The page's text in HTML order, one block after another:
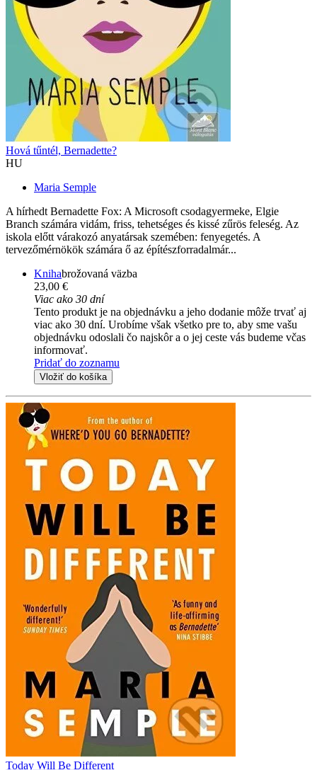
Hová tűntél, Bernadette?
HU
Maria Semple
A hírhedt Bernadette Fox: A Microsoft csodagyermeke, Elgie
Branch számára vidám, friss, tehetséges és kissé zűrös feleség. Az
iskola előtt várakozó anyatársak szemében: fenyegetés. A
tervezőmérnökök számára ő az építészforradalmár...
Knihabrožovaná väzba
23,00 €
Viac ako 30 dní
Tento produkt je na objednávku a jeho dodanie môže trvať aj
viac ako 30 dní. Urobíme však všetko pre to, aby sme vašu
objednávku odoslali čo najskôr a o jej ceste vás budeme včas
informovať.
Pridať do zoznamu
Vložiť do košíka
Today Will Be Different